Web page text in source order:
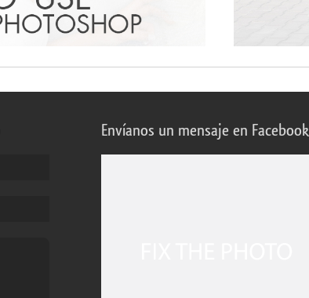
Envíanos un mensaje en Facebook